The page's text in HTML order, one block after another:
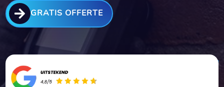
 GRATIS OFFERTE